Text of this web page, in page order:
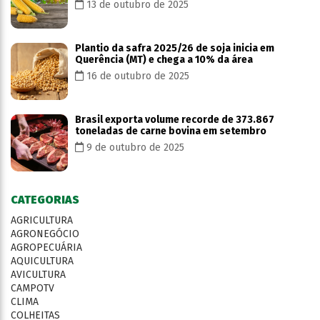
13 de outubro de 2025
Plantio da safra 2025/26 de soja inicia em
Querência (MT) e chega a 10% da área
16 de outubro de 2025
Brasil exporta volume recorde de 373.867
toneladas de carne bovina em setembro
9 de outubro de 2025
CATEGORIAS
AGRICULTURA
AGRONEGÓCIO
AGROPECUÁRIA
AQUICULTURA
AVICULTURA
CAMPOTV
CLIMA
COLHEITAS